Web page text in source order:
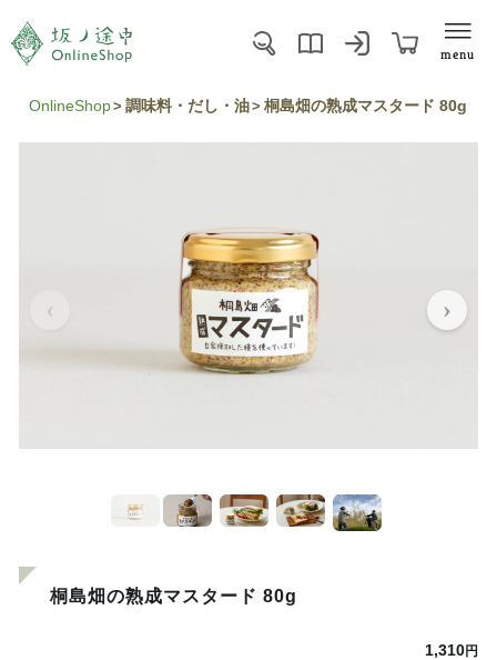
menu
OnlineShop 調味料・だし・油 桐島畑の熟成マスタード 80g
桐島畑の熟成マスタード 80g
1,310円